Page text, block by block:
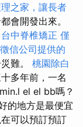
之家，讓長者
會開發出來。
台中脊椎矯正 僅
信公司提供的
難。 桃園除白
多年前，一名
el el bb嗎？
的地方是最便宜
可以預訂預訂